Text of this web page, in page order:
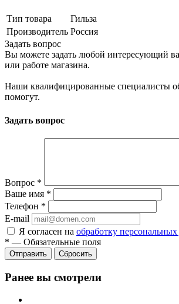
Тип товара
Гильза
Производитель Россия
Задать вопрос
Вы можете задать любой интересующий
или работе магазина.
Наши квалифицированные специалисты
помогут.
Задать вопрос
Вопрос *
Ваше имя *
Телефон *
E-mail
Я согласен на обработку
* — Обязательные поля
Сбросить
Ранее вы смотрели